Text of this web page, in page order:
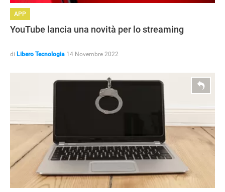
APP
YouTube lancia una novità per lo streaming
di Libero Tecnologia 14 Novembre 2022